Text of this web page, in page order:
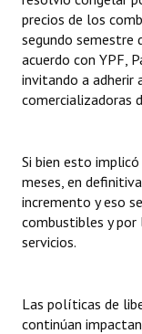
precios de los
segundo semestre
acuerdo con YPF,
invitando a adherir
comercializadoras
Si bien esto
meses, en
incremento y eso
combustibles y
servicios.
Las políticas de
continúan